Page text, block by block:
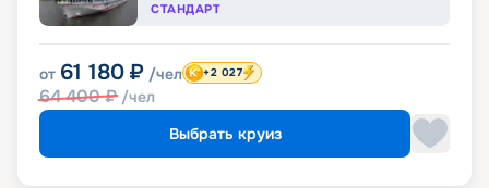
СТАНДАРТ
от 61 180 ₽ /чел
64 400₽ /чел
+2 027
Выбрать круиз